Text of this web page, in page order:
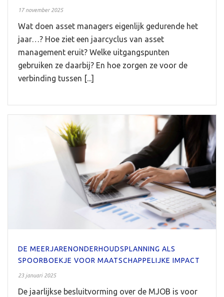
17 november 2025
Wat doen asset managers eigenlijk gedurende het
jaar…? Hoe ziet een jaarcyclus van asset
management eruit? Welke uitgangspunten
gebruiken ze daarbij? En hoe zorgen ze voor de
verbinding tussen [...]
DE MEERJARENONDERHOUDSPLANNING ALS
SPOORBOEKJE VOOR MAATSCHAPPELIJKE IMPACT
23 januari 2025
De jaarlijkse besluitvorming over de MJOB is voor